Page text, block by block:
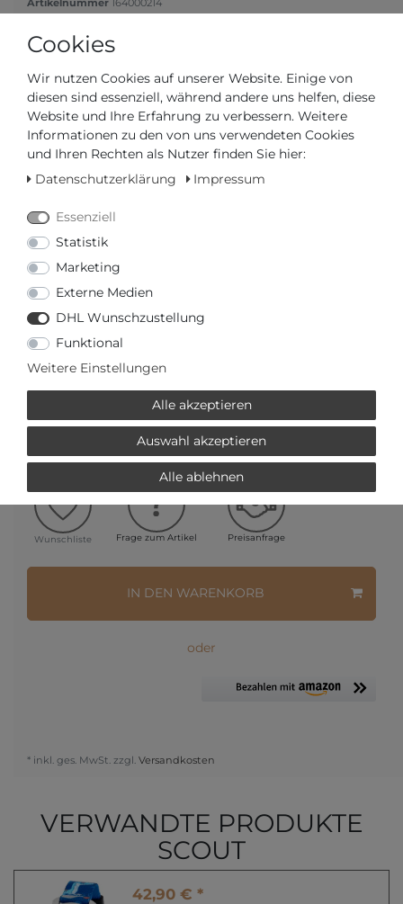
Artikelnummer 164000214
42,90 €
Inhalt1Stück
Versandfertig in 2-3 Werktagen
SCHNELLE LIEFERZEIT
3% Skontobei Vorab Überweisung:
*
Wunschliste Frage zum Artikel Preisanfrage
IN DEN WARENKORB
oder
* inkl. ges. MwSt. zzgl. Versandkosten
VERWANDTE PRODUKTE
SCOUT
42,90 € *
Cookies
Wir nutzen Cookies auf unserer Website. Einige von
diesen sind essenziell, während andere uns helfen, diese
Website und Ihre Erfahrung zu verbessern. Weitere
Informationen zu den von uns verwendeten Cookies
und Ihren Rechten als Nutzer finden Sie hier:
Datenschutzerklärung
Impressum
Essenziell
Statistik
Marketing
Externe Medien
DHL Wunschzustellung
Funktional
Weitere Einstellungen
Alle akzeptieren
Auswahl akzeptieren
Alle ablehnen